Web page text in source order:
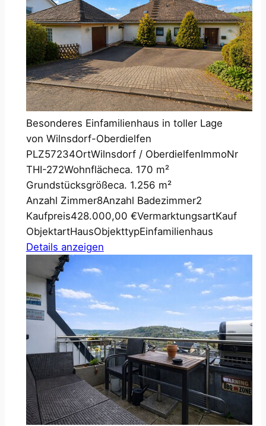
Besonderes Einfamilienhaus in toller Lage
von Wilnsdorf-Oberdielfen
PLZ57234OrtWilnsdorf / OberdielfenImmoNr
THI-272Wohnflächeca. 170 m²
Grundstücksgrößeca. 1.256 m²
Anzahl Zimmer8Anzahl Badezimmer2
Kaufpreis428.000,00 €VermarktungsartKauf
ObjektartHausObjekttypEinfamilienhaus
Details anzeigen